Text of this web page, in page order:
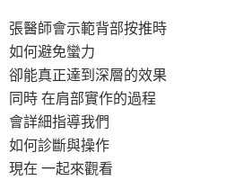
張醫師會示範背部按推時
如何避免蠻力
卻能真正達到深層的效果
同時 在肩部實作的過程
會詳細指導我們
如何診斷與操作
現在 一起來觀看